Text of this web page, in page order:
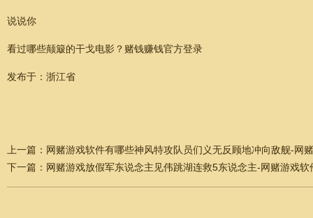
说说你
看过哪些颠簸的干戈电影？赌钱赚钱官方登录
发布于：浙江省
上一篇： 网赌游戏软件有哪些神风特攻队员们义无反顾地冲向敌舰-网
下一篇： 网赌游戏放假军东说念主见伟跳湖连救5东说念主-网赌游戏